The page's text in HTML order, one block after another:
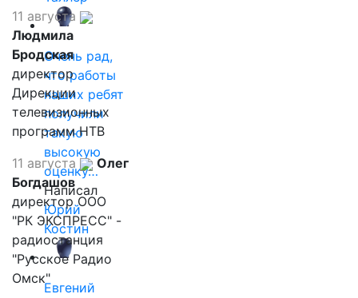
Очень рад,
что работы
наших ребят
получили
такую
высокую
оценку…
Написал
Юрий
Костин
Евгений
11 августа
Людмила
Бродская
директор
Дирекции
телевизионных
программ НТВ
11 августа
Олег
Богдашов
директор ООО
"РК ЭКСПРЕСС" -
радиостанция
"Русское Радио
Омск"